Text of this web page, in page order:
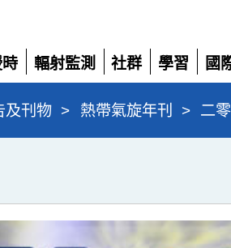
輻射監測
展
開
社群
展
開
學習
展
開
國
展
開
及刊物 > 熱帶氣旋年刊 > 二